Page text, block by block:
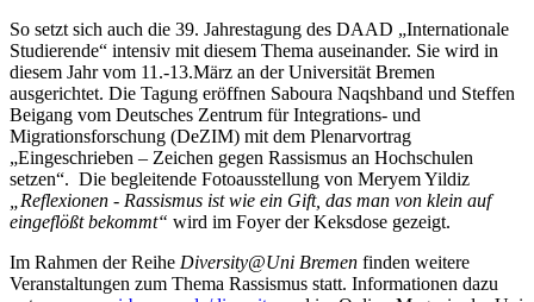
So setzt sich auch die 39. Jahrestagung des DAAD „Internationale
Studierende“ intensiv mit diesem Thema auseinander. Sie wird in
diesem Jahr vom 11.-13.März an der Universität Bremen
ausgerichtet. Die Tagung eröffnen Saboura Naqshband und Steffen
Beigang vom Deutsches Zentrum für Integrations- und
Migrationsforschung (DeZIM) mit dem Plenarvortrag
„Eingeschrieben – Zeichen gegen Rassismus an Hochschulen
setzen“. Die begleitende Fotoausstellung von Meryem Yildiz
Reflexionen - Rassismus ist wie ein Gift, das man von klein auf
eingeflößt bekommt“ wird im Foyer der Keksdose gezeigt.
Im Rahmen der Reihe Diversity@Uni Bremen finden weitere
Veranstaltungen zum Thema Rassismus statt. Informationen dazu